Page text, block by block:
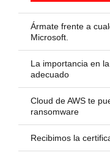
Ármate frente a
Microsoft.
La importancia en
adecuado
Cloud de AWS te
ransomware
Recibimos la